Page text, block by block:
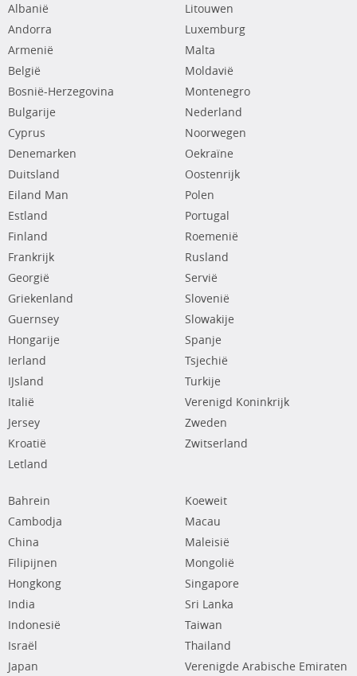
Albanië
Andorra
Armenië
België
Bosnië-Herzegovina
Bulgarije
Cyprus
Denemarken
Duitsland
Eiland Man
Estland
Finland
Frankrijk
Georgië
Griekenland
Guernsey
Hongarije
Ierland
IJsland
Italië
Jersey
Kroatië
Letland
Litouwen
Luxemburg
Malta
Moldavië
Montenegro
Nederland
Noorwegen
Oekraïne
Oostenrijk
Polen
Portugal
Roemenië
Rusland
Servië
Slovenië
Slowakije
Spanje
Tsjechië
Turkije
Verenigd Koninkrijk
Zweden
Zwitserland
Bahrein
Cambodja
China
Filipijnen
Hongkong
India
Indonesië
Israël
Japan
Koeweit
Macau
Maleisië
Mongolië
Singapore
Sri Lanka
Taiwan
Thailand
Verenigde Arabische Emiraten